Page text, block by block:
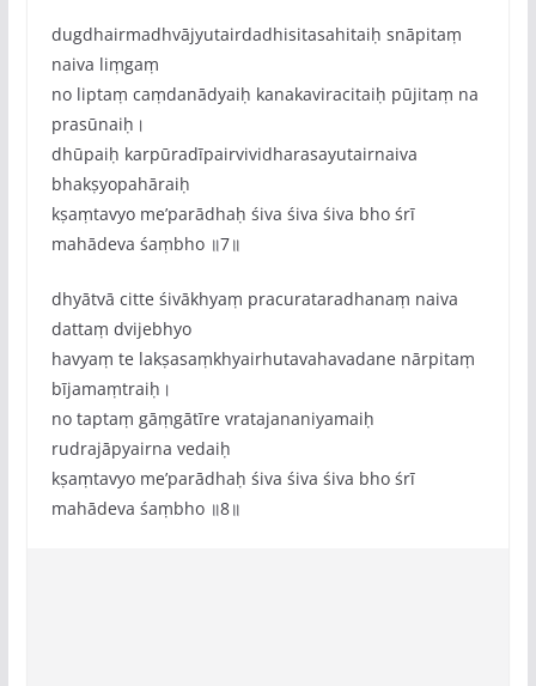
dugdhairmadhvājyutairdadhisitasahitaiḥ snāpitaṃ
naiva liṃgaṃ
no liptaṃ caṃdanādyaiḥ kanakaviracitaiḥ pūjitaṃ na
prasūnaiḥ।
dhūpaiḥ karpūradīpairvividharasayutairnaiva
bhakṣyopahāraiḥ
kṣaṃtavyo me‌’parādhaḥ śiva śiva śiva bho śrī
mahādeva śaṃbho ॥7॥
dhyātvā citte śivākhyaṃ pracurataradhanaṃ naiva
dattaṃ dvijebhyo
havyaṃ te lakṣasaṃkhyairhutavahavadane nārpitaṃ
bījamaṃtraiḥ।
no taptaṃ gāṃgātīre vratajananiyamaiḥ
rudrajāpyairna vedaiḥ
kṣaṃtavyo me‌’parādhaḥ śiva śiva śiva bho śrī
mahādeva śaṃbho ॥8॥